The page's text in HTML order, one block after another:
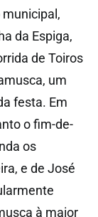
da Espiga,
de Toiros
um
festa. Em
o fim-de-
os
e de José
à maior